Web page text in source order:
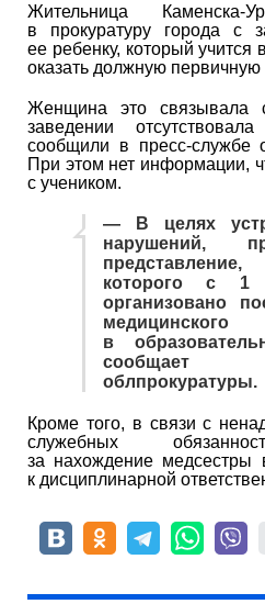
Жительница Каменска-
в прокуратуру города с
ее ребенку, который
оказать должную
Женщина это связывала
заведении
сообщили в пресс-службе
При этом нет информации,
с учеником.
— В целях
нарушений,
которого с 1
организовано
в
сообщает
облпрокуратуры.
Кроме того, в связи с
служебных
за нахождение медсестры
к дисциплинарной